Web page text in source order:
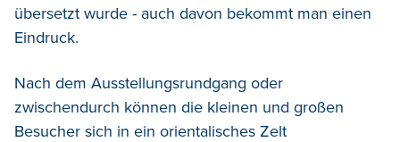
übersetzt wurde - auch davon bekommt man einen
Eindruck.
Nach dem Ausstellungsrundgang oder
zwischendurch können die kleinen und großen
Besucher sich in ein orientalisches Zelt